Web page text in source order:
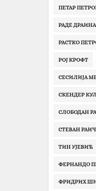
ПЕТАР
РАДЕ
РАСТКО
РОЈ КРОФТ
СЕСИЛИЈА
СКЕНДЕР
СЛОБОДАН
СТЕВАН
ТИН УЈЕВИЋ
ФЕРНАНДО
ФРИДРИХ